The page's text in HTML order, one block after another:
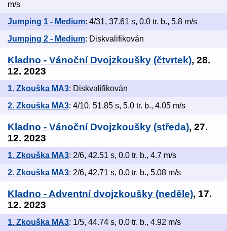
m/s
Jumping 1 - Medium: 4/31, 37.61 s, 0.0 tr. b., 5.8 m/s
Jumping 2 - Medium: Diskvalifikován
Kladno - Vánoční Dvojzkoušky (čtvrtek), 28.
12. 2023
1. Zkouška MA3: Diskvalifikován
2. Zkouška MA3: 4/10, 51.85 s, 5.0 tr. b., 4.05 m/s
Kladno - Vánoční Dvojzkoušky (středa), 27.
12. 2023
1. Zkouška MA3: 2/6, 42.51 s, 0.0 tr. b., 4.7 m/s
2. Zkouška MA3: 2/6, 42.71 s, 0.0 tr. b., 5.08 m/s
Kladno - Adventní dvojzkoušky (neděle), 17.
12. 2023
1. Zkouška MA3: 1/5, 44.74 s, 0.0 tr. b., 4.92 m/s